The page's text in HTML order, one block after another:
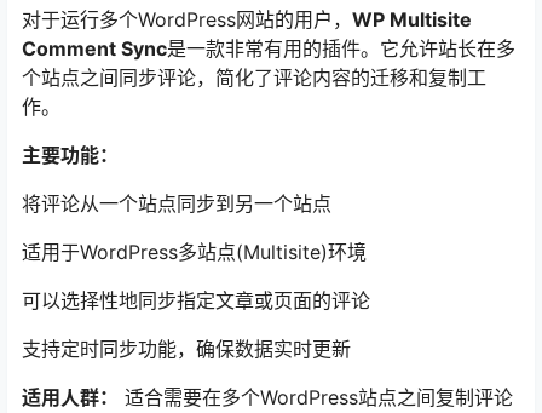
对于运行多个WordPress网站的用户， WP Multisite
Comment Sync是一款非常有用的插件。它允许站长在多
个站点之间同步评论，简化了评论内容的迁移和复制工
作。
主要功能：
将评论从一个站点同步到另一个站点
适用于WordPress多站点(Multisite)环境
可以选择性地同步指定文章或页面的评论
支持定时同步功能，确保数据实时更新
适用人群：
适合需要在多个WordPress站点之间复制评论